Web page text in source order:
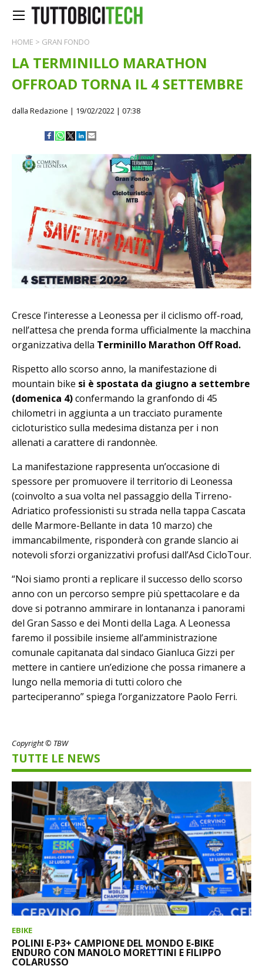
HOME > GRAN FONDO
LA TERMINILLO MARATHON
OFFROAD TORNA IL 4 SETTEMBRE
dalla Redazione | 19/02/2022 | 07:38
Cresce l’interesse a Leonessa per il ciclismo off-road,
nell’attesa che prenda forma ufficialmente la macchina
organizzativa della Terminillo Marathon Off Road.
Rispetto allo scorso anno, la manifestazione di
mountain bike si è spostata da giugno a settembre
(domenica 4)confermando la granfondo di 45
chilometri in aggiunta a un tracciato puramente
cicloturistico sulla medesima distanza per i non
allenati a carattere di randonnèe.
La manifestazione rappresenta un’occasione di
spessore per promuovere il territorio di Leonessa
(coinvolto a sua volta nel passaggio della Tirreno-
Adriatico professionisti su strada nella tappa Cascata
delle Marmore-Bellante in data 10 marzo) che
immancabilmente, risponderà con grande slancio ai
notevoli sforzi organizzativi profusi dall’Asd CicloTour.
“Noi siamo pronti a replicare il successo dello scorso
anno con un percorso sempre più spettacolare e da
dove si potranno ammirare in lontananza i panorami
del Gran Sasso e dei Monti della Laga. A Leonessa
faremo il possibile insieme all’amministrazione
comunale capitanata dal sindaco Gianluca Gizzi per
mettere in cantiere un’edizione che possa rimanere a
lungo nella memoria di tutti coloro che
parteciperanno” spiega l’organizzatore Paolo Ferri.
Copyright © TBW
TUTTE LE NEWS
EBIKE
POLINI E-P3+ CAMPIONE DEL MONDO E-BIKE
ENDURO CON MANOLO MORETTINI E FILIPPO
COLARUSSO